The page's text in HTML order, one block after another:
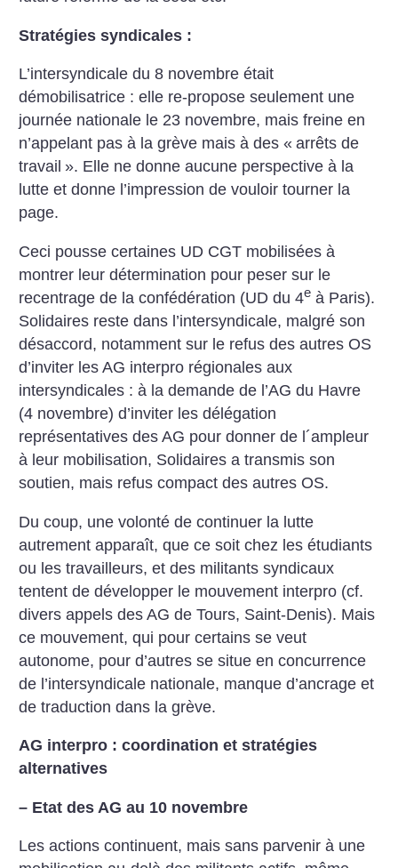
Stratégies syndicales :
L’intersyndicale du 8 novembre était
démobilisatrice : elle re-propose seulement une
journée nationale le 23 novembre, mais freine en
n’appelant pas à la grève mais à des « arrêts de
travail ». Elle ne donne aucune perspective à la
lutte et donne l’impression de vouloir tourner la
page.
Ceci pousse certaines UD CGT mobilisées à
montrer leur détermination pour peser sur le
recentrage de la confédération (UD du 4e à Paris).
Solidaires reste dans l’intersyndicale, malgré son
désaccord, notamment sur le refus des autres OS
d’inviter les AG interpro régionales aux
intersyndicales : à la demande de l’AG du Havre
(4 novembre) d’inviter les délégation
représentatives des AG pour donner de l´ampleur
à leur mobilisation, Solidaires a transmis son
soutien, mais refus compact des autres OS.
Du coup, une volonté de continuer la lutte
autrement apparaît, que ce soit chez les étudiants
ou les travailleurs, et des militants syndicaux
tentent de développer le mouvement interpro (cf.
divers appels des AG de Tours, Saint-Denis). Mais
ce mouvement, qui pour certains se veut
autonome, pour d’autres se situe en concurrence
de l’intersyndicale nationale, manque d’ancrage et
de traduction dans la grève.
AG interpro : coordination et stratégies
alternatives
– Etat des AG au 10 novembre
Les actions continuent, mais sans parvenir à une